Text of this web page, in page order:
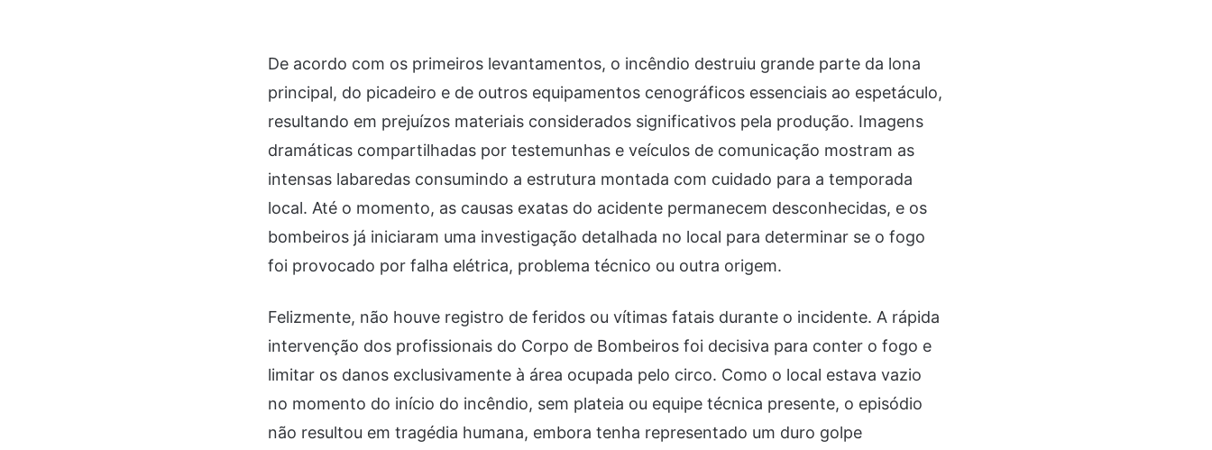
De acordo com os primeiros levantamentos, o incêndio destruiu grande parte da lona
principal, do picadeiro e de outros equipamentos cenográficos essenciais ao espetáculo,
resultando em prejuízos materiais considerados significativos pela produção. Imagens
dramáticas compartilhadas por testemunhas e veículos de comunicação mostram as
intensas labaredas consumindo a estrutura montada com cuidado para a temporada
local. Até o momento, as causas exatas do acidente permanecem desconhecidas, e os
bombeiros já iniciaram uma investigação detalhada no local para determinar se o fogo
foi provocado por falha elétrica, problema técnico ou outra origem.
Felizmente, não houve registro de feridos ou vítimas fatais durante o incidente. A rápida
intervenção dos profissionais do Corpo de Bombeiros foi decisiva para conter o fogo e
limitar os danos exclusivamente à área ocupada pelo circo. Como o local estava vazio
no momento do início do incêndio, sem plateia ou equipe técnica presente, o episódio
não resultou em tragédia humana, embora tenha representado um duro golpe